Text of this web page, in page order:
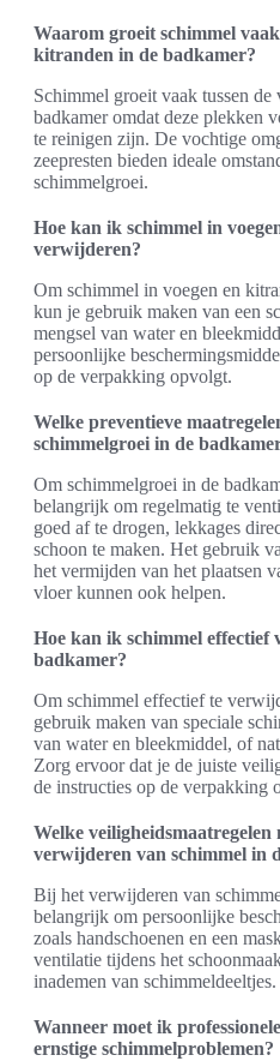
Waarom groeit schimmel vaak
kitranden in de badkamer?
Schimmel groeit vaak tussen
badkamer omdat deze plekken
te reinigen zijn. De vochtige
zeepresten bieden ideale
schimmelgroei.
Hoe kan ik schimmel in
verwijderen?
Om schimmel in voegen en
kun je gebruik maken van een
mengsel van water en
persoonlijke
op de verpakking opvolgt.
Welke preventieve
schimmelgroei in de
Om schimmelgroei in de
belangrijk om regelmatig te
goed af te drogen, lekkages
schoon te maken. Het gebruik
het vermijden van het plaatsen
vloer kunnen ook helpen.
Hoe kan ik schimmel effectief
badkamer?
Om schimmel effectief te
gebruik maken van speciale
van water en bleekmiddel, of
Zorg ervoor dat je de juiste
de instructies op de verpakking
Welke
verwijderen van schimmel in
Bij het verwijderen van
belangrijk om persoonlijke
zoals handschoenen en een
ventilatie tijdens het
inademen van schimmeldeeltjes.
Wanneer moet ik
ernstige schimmelproblemen?